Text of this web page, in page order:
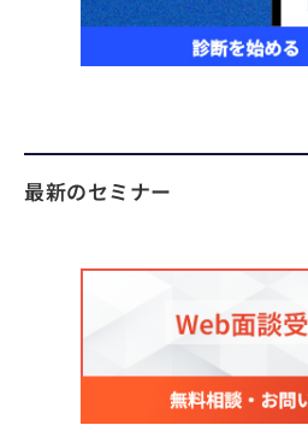
最新のセミナー